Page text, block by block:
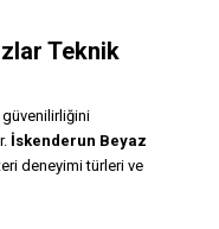
Teknik
güvenilirliğini
İskenderun Beyaz
deneyimi türleri ve